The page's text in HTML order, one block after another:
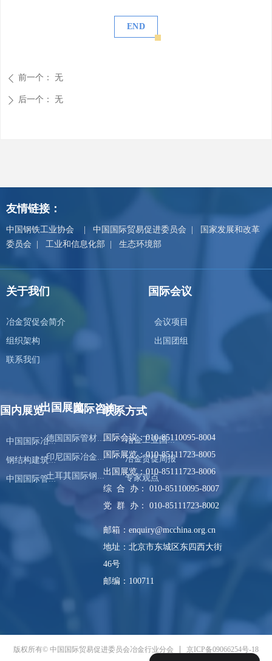
END
ꄴ 前一个： 无
ꄲ 后一个： 无
关于我们
冶金贸促会简介
组织架构
联系我们
国际会议
会议项目
出国团组
中国钢铁工业协会 中国国际贸易促进委员会
国家发展和改革
委员会
工业和信息化部 生态环境部
友情链接：
国内展览
中国国际冶金工业展览会
钢结构建筑产业链展览会
中国国际管材展览会
出国展览
德国国际管材、线材展览会
印尼国际冶金及铸造展览会
土耳其国际钢铁铸造展览会
联系方式
国际会议：010-85110095-8004
国际展览：010-85111723-8005
出国展览：010-85111723-8006
综 合 办： 010-85110095-8007
党 群 办： 010-85111723-8002
邮箱：enquiry@mcchina.org.cn
地址：北京市东城区东四西大街
46号
邮编：100711
冶金工业国际交流合作中心
冶金贸促周报
专家观点
国际咨询
版权所有© 中国国际贸易促进委员会冶金行业分会 京ICP备09066254号-18